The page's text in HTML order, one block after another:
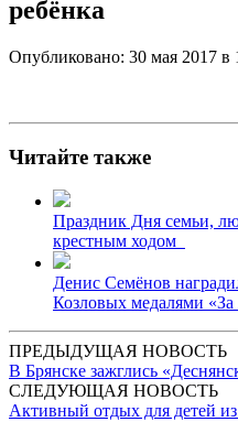
ребёнка
Опубликовано: 30 мая 2017 в
Читайте также
Праздник Дня семьи,
крестным ходом
Денис Семёнов
Козловых медалями
ПРЕДЫДУЩАЯ НОВОСТЬ
В Брянске зажглись
СЛЕДУЮЩАЯ НОВОСТЬ
Активный отдых для детей